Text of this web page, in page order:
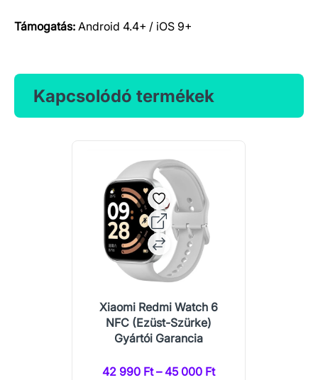
Támogatás: Android 4.4+ / iOS 9+
Kapcsolódó termékek
Xiaomi Redmi Watch 6
NFC (Ezüst-Szürke)
Gyártói Garancia
42 990 Ft – 45 000 Ft